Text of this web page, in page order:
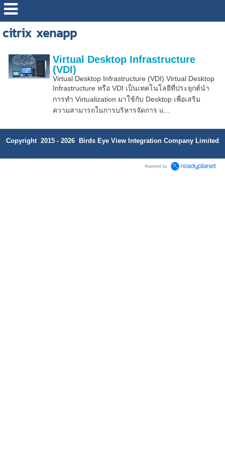
citrix xenapp
Virtual Desktop Infrastructure
(VDI)
Virtual Desktop Infrastructure (VDI) Virtual Desktop
Infrastructure หรือ VDI เป็นเทคโนโลยีที่ประยุกต์นำ
การทำ Virtualization มาใช้กับ Desktop เพื่อเสริม
ความสามารถในการบริหารจัดการ แ...
Copyright 2015 - 2026 Birds Eye View Integration Company Limited